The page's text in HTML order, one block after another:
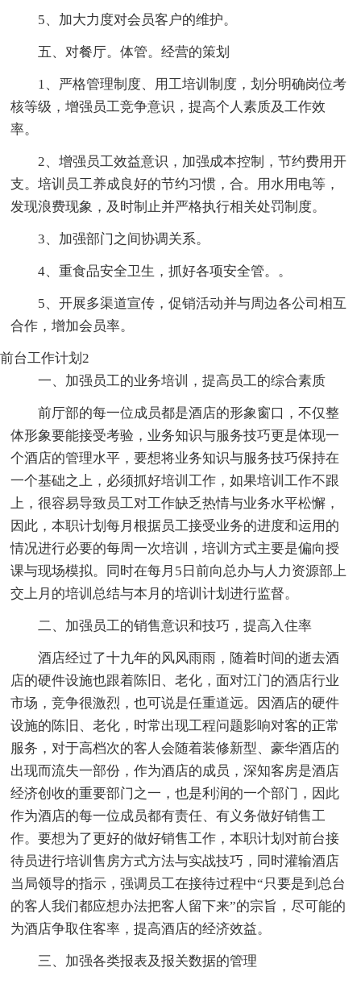
5、加大力度对会员客户的维护。
五、对餐厅。体管。经营的策划
1、严格管理制度、用工培训制度，划分明确岗位考
核等级，增强员工竞争意识，提高个人素质及工作效
率。
2、增强员工效益意识，加强成本控制，节约费用开
支。培训员工养成良好的节约习惯，合。用水用电等，
发现浪费现象，及时制止并严格执行相关处罚制度。
3、加强部门之间协调关系。
4、重食品安全卫生，抓好各项安全管。。
5、开展多渠道宣传，促销活动并与周边各公司相互
合作，增加会员率。
前台工作计划2
一、加强员工的业务培训，提高员工的综合素质
前厅部的每一位成员都是酒店的形象窗口，不仅整
体形象要能接受考验，业务知识与服务技巧更是体现一
个酒店的管理水平，要想将业务知识与服务技巧保持在
一个基础之上，必须抓好培训工作，如果培训工作不跟
上，很容易导致员工对工作缺乏热情与业务水平松懈，
因此，本职计划每月根据员工接受业务的进度和运用的
情况进行必要的每周一次培训，培训方式主要是偏向授
课与现场模拟。同时在每月5日前向总办与人力资源部上
交上月的培训总结与本月的培训计划进行监督。
二、加强员工的销售意识和技巧，提高入住率
酒店经过了十九年的风风雨雨，随着时间的逝去酒
店的硬件设施也跟着陈旧、老化，面对江门的酒店行业
市场，竞争很激烈，也可说是任重道远。因酒店的硬件
设施的陈旧、老化，时常出现工程问题影响对客的正常
服务，对于高档次的客人会随着装修新型、豪华酒店的
出现而流失一部份，作为酒店的成员，深知客房是酒店
经济创收的重要部门之一，也是利润的一个部门，因此
作为酒店的每一位成员都有责任、有义务做好销售工
作。要想为了更好的做好销售工作，本职计划对前台接
待员进行培训售房方式方法与实战技巧，同时灌输酒店
当局领导的指示，强调员工在接待过程中“只要是到总台
的客人我们都应想办法把客人留下来”的宗旨，尽可能的
为酒店争取住客率，提高酒店的经济效益。
三、加强各类报表及报关数据的管理